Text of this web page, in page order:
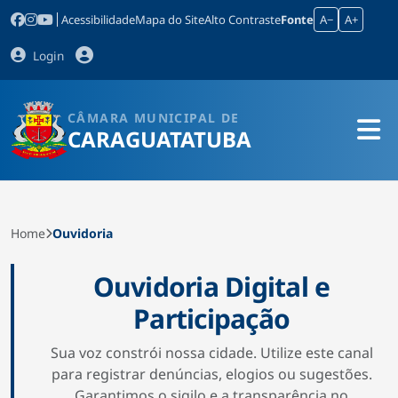
AcessibilidadeMapa do SiteAlto ContrasteFonte A− A+
Login
CÂMARA MUNICIPAL DE
CARAGUATATUBA
Home Ouvidoria
Ouvidoria Digital e
Participação
Sua voz constrói nossa cidade. Utilize este canal
para registrar denúncias, elogios ou sugestões.